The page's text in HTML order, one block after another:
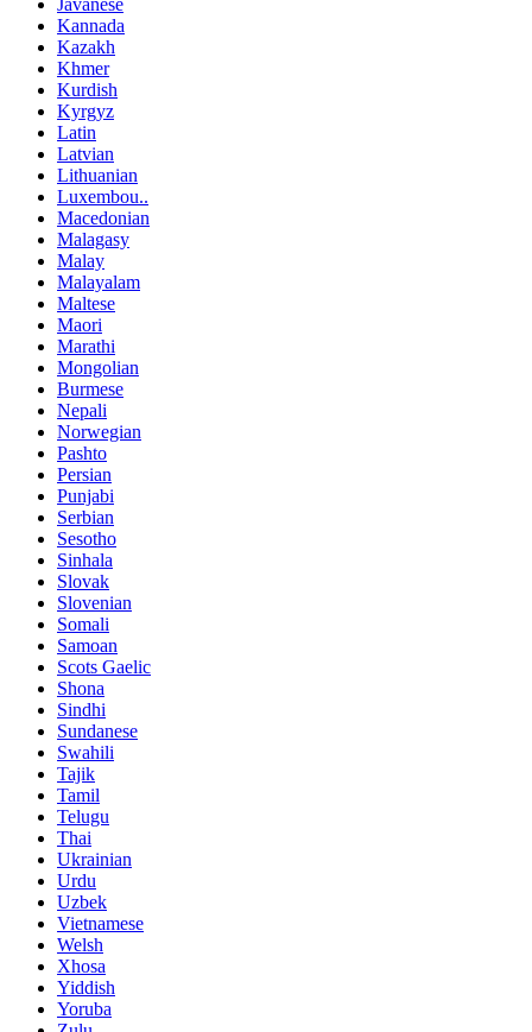
Kannada
Kazakh
Khmer
Kurdish
Kyrgyz
Latin
Latvian
Lithuanian
Luxembou..
Macedonian
Malagasy
Malay
Malayalam
Maltese
Maori
Marathi
Mongolian
Burmese
Nepali
Norwegian
Pashto
Persian
Punjabi
Serbian
Sesotho
Sinhala
Slovak
Slovenian
Somali
Samoan
Scots Gaelic
Shona
Sindhi
Sundanese
Swahili
Tajik
Tamil
Telugu
Thai
Ukrainian
Urdu
Uzbek
Vietnamese
Welsh
Xhosa
Yiddish
Yoruba